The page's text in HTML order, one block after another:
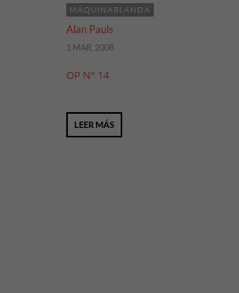
MÁQUINABLANDA
Alan Pauls
1 MAR, 2008
OP N° 14
LEER MÁS